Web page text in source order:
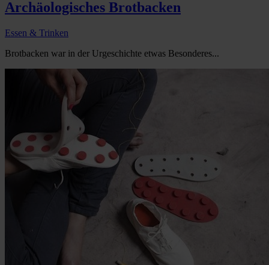
Archäologisches Brotbacken
Essen & Trinken
Brotbacken war in der Urgeschichte etwas Besonderes...